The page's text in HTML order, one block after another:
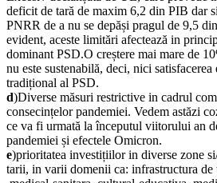
deficit de tară de maxim 6,2 din PIB dar
PNRR de a nu se depăși pragul de 9,5
evident, aceste limitări afectează in
dominant PSD.O creștere mai mare de
nu este sustenabilă, deci, nici
tradițional al PSD.
d)Diverse măsuri restrictive in cadrul
consecințelor pandemiei. Vedem astăzi
ce va fi urmată la începutul viitorului an
pandemiei și efectele Omicron.
e)prioritatea investițiilor in diverse zone
tarii, in varii domenii ca: infrastructura de